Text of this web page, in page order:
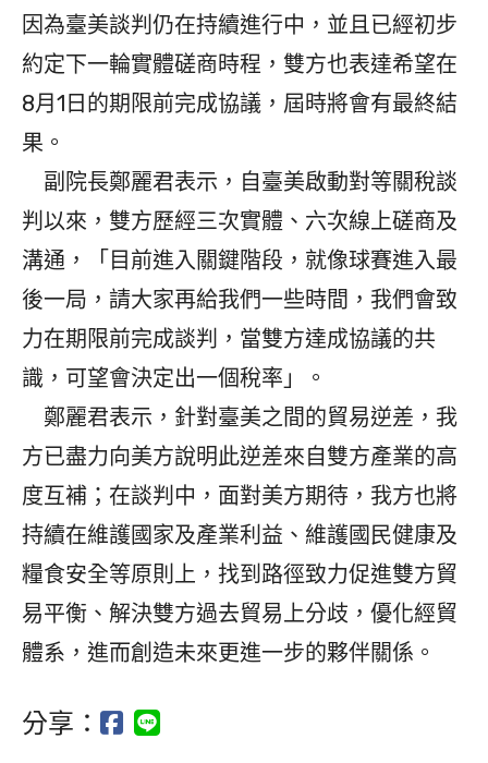
因為臺美談判仍在持續進行中，並且已經初步
約定下一輪實體磋商時程，雙方也表達希望在
8月1日的期限前完成協議，屆時將會有最終結
果。
副院長鄭麗君表示，自臺美啟動對等關稅談
判以來，雙方歷經三次實體、六次線上磋商及
溝通，「目前進入關鍵階段，就像球賽進入最
後一局，請大家再給我們一些時間，我們會致
力在期限前完成談判，當雙方達成協議的共
識，可望會決定出一個稅率」。
鄭麗君表示，針對臺美之間的貿易逆差，我
方已盡力向美方說明此逆差來自雙方產業的高
度互補；在談判中，面對美方期待，我方也將
持續在維護國家及產業利益、維護國民健康及
糧食安全等原則上，找到路徑致力促進雙方貿
易平衡、解決雙方過去貿易上分歧，優化經貿
體系，進而創造未來更進一步的夥伴關係。
分享：